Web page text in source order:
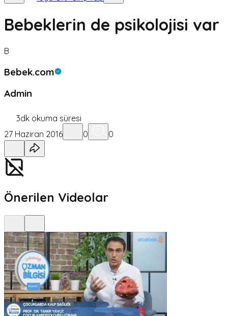
Bebeklerin de psikolojisi var
B
Bebek.com
Admin
3dk okuma süresi
27 Haziran 2016
0 0
Önerilen Videolar